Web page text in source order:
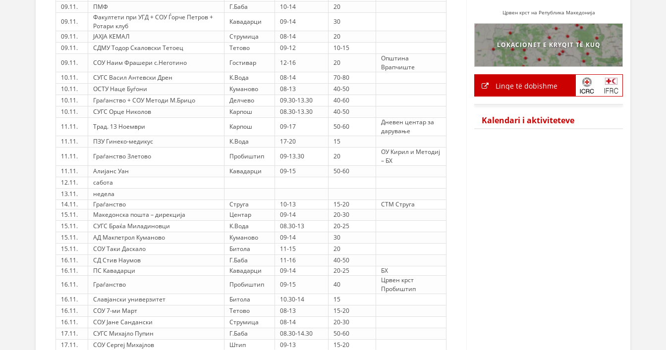
DREJTA NDERKOMBETARE HUMANITARE
PROMOVIMI I VLERAVE HUMANE
PËRDORIMIN DHE MBROJTJEN E STEMËS
SOCIALO-HUMANITARE
SI TË JEPNI DONACIONE
PËRGATITSHMËRI DHE VEPRIM GJATË KATASTROFAVE
EKIPE PËRGJIGJE DISASTER
STACIONIN E UJIT SHPËTIMIT – VODNO
EOK E CK
PROJEKTE
HULUMTIMI I OPINIONIT PUBLIK
BASHKËPUNIM NDËRKOMBËTAR
MARRËVESHJE
PROJEKTE
SHËRBIMI PËR KËRKIM
VEPRIMTARI SHËNDETËSORE PREVENTIVE
NDIHMA E PARË
DHURIMI I GJAKUT
09.11.
ПМФ Г.Баба 10-14
20
09.11.
Факултети при УГД + СОУ Ѓорче Петров +
Ротари клуб
Кавадарци 09-14
30
09.11.
ЈАХЈА КЕМАЛ Струмица 08-14
20
09.11.
СДМУ Тодор Скаловски Тетоец Тетово 09-12
10-15
09.11.
СОУ Наим Фрашери с.Неготино Гостивар 12-16 20
Општина
Врапчиште
10.11.
СУГС Васил Антевски Дрен К.Вода 08-14
70-80
10.11.
ОСТУ Наце Буѓони Куманово 08-13
40-50
10.11.
Граѓанство + СОУ Методи М.Брицо Делчево 09.30-13.30
40-60
10.11.
СУГС Орце Николов Карпош 08.30-13.30
40-50
11.11.
Трад. 13 Ноември Карпош 09-17 50-60
Дневен центар за
дарување
11.11.
ПЗУ Гинеко-медикус К.Вода 17-20
15
11.11.
Граѓанство Злетово Пробиштип 09-13.30 20
ОУ Кирил и Методиј
– БХ
11.11.
Алијанс Уан Кавадарци 09-15
50-60
12.11.
сабота
13.11.
недела
14.11.
Граѓанство Струга 10-13 15-20
СТМ Струга
15.11.
Македонска пошта – дирекција Центар 09-14
20-30
15.11.
СУГС Браќа Миладиновци К.Вода 08.30-13
20-25
15.11.
АД Макпетрол Куманово Куманово 09-14
30
15.11.
СОУ Таки Даскало Битола 11-15
20
16.11.
СД Стив Наумов Г.Баба 11-16
40-50
16.11.
ПС Кавадарци Кавадарци 09-14 20-25
БХ
16.11.
Граѓанство Пробиштип 09-15 40
Црвен крст
Пробиштип
16.11.
Славјански универзитет Битола 10.30-14
15
16.11.
СОУ 7-ми Март Тетово 08-13
15-20
16.11.
СОУ Јане Сандански Струмица 08-14
20-30
17.11.
СУГС Михајло Пупин Г.Баба 08.30-14.30
50-60
17.11.
СОУ Сергеј Михајлов Штип 09-13
15-20
Црвен крст на Република Македонија
LOKACIONET E KRYQIT TË KUQ
Linqe të dobishme
Kalendari i aktiviteteve